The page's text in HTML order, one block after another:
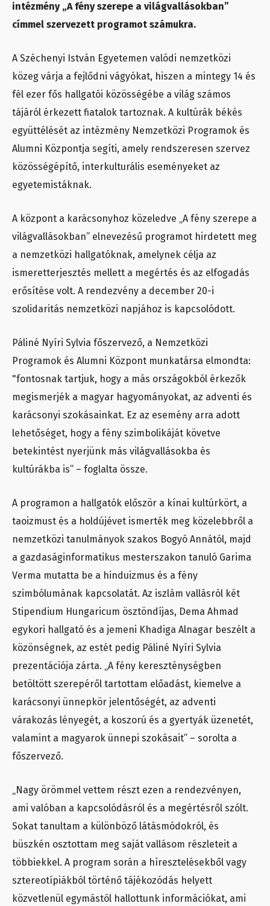
intézmény „A fény szerepe a világvallásokban”
címmel szervezett programot számukra.
A Széchenyi István Egyetemen valódi nemzetközi
közeg várja a fejlődni vágyókat, hiszen a mintegy 14 és
fél ezer fős hallgatói közösségébe a világ számos
tájáról érkezett fiatalok tartoznak. A kultúrák békés
együttélését az intézmény Nemzetközi Programok és
Alumni Központja segíti, amely rendszeresen szervez
közösségépítő, interkulturális eseményeket az
egyetemistáknak.
A központ a karácsonyhoz közeledve „A fény szerepe a
világvallásokban” elnevezésű programot hirdetett meg
a nemzetközi hallgatóknak, amelynek célja az
ismeretterjesztés mellett a megértés és az elfogadás
erősítése volt. A rendezvény a december 20-i
szolidaritás nemzetközi napjához is kapcsolódott.
Páliné Nyíri Sylvia főszervező, a Nemzetközi
Programok és Alumni Központ munkatársa elmondta:
"fontosnak tartjuk, hogy a más országokból érkezők
megismerjék a magyar hagyományokat, az adventi és
karácsonyi szokásainkat. Ez az esemény arra adott
lehetőséget, hogy a fény szimbolikáját követve
betekintést nyerjünk más világvallásokba és
kultúrákba is” – foglalta össze.
A programon a hallgatók először a kínai kultúrkört, a
taoizmust és a holdújévet ismerték meg közelebbről a
nemzetközi tanulmányok szakos Bogyó Annától, majd
a gazdaságinformatikus mesterszakon tanuló Garima
Verma mutatta be a hinduizmus és a fény
szimbólumának kapcsolatát. Az iszlám vallásról két
Stipendium Hungaricum ösztöndíjas, Dema Ahmad
egykori hallgató és a jemeni Khadiga Alnagar beszélt a
közönségnek, az estét pedig Páliné Nyíri Sylvia
prezentációja zárta. „A fény kereszténységben
betöltött szerepéről tartottam előadást, kiemelve a
karácsonyi ünnepkör jelentőségét, az adventi
várakozás lényegét, a koszorú és a gyertyák üzenetét,
valamint a magyarok ünnepi szokásait” – sorolta a
főszervező.
„Nagy örömmel vettem részt ezen a rendezvényen,
ami valóban a kapcsolódásról és a megértésről szólt.
Sokat tanultam a különböző látásmódokról, és
büszkén osztottam meg saját vallásom részleteit a
többiekkel. A program során a híresztelésekből vagy
sztereotípiákból történő tájékozódás helyett
közvetlenül egymástól hallottunk információkat, ami